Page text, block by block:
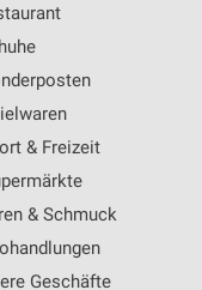
& Freizeit
& Schmuck
Geschäfte